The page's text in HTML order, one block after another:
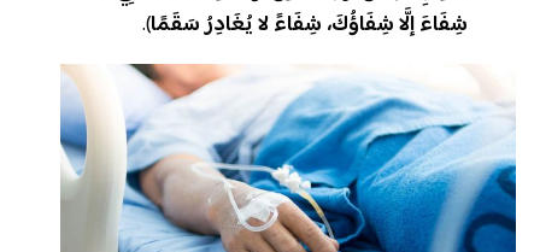
شِفَاءَ إلَّا شِفَاؤُكَ، شِفَاءً لا يُغَادِرُ سَقَمًا).